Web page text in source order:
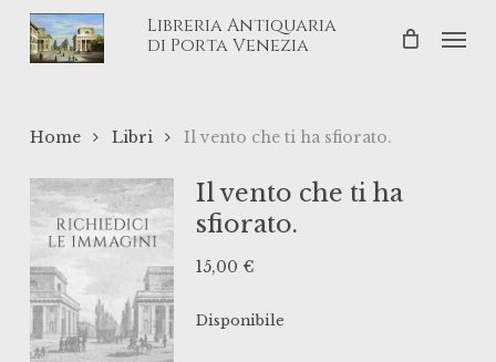
Skip
Libreria Antiquaria
di Porta Venezia
Home Libri Il vento che ti ha sfiorato.
Il vento che ti ha
sfiorato.
15,00 €
Disponibile